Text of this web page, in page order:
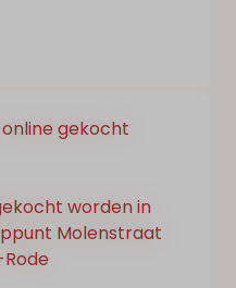
gekocht
worden in
Molenstraat